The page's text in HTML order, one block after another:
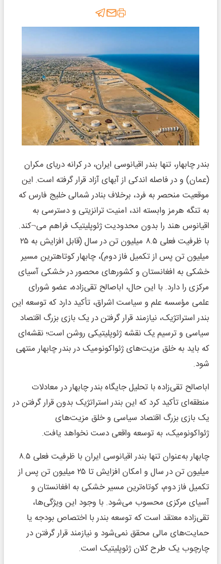
بندر چابهار، تنها بندر اقیانوسی ایران، در کرانه دریای مکران
(عمان) و در فاصله اندکی از آبهای آزاد قرار گرفته است. این
موقعیت منحصر به فرد، برخلاف بنادر شمالی خلیج فارس که
به تنگه هرمز وابسته اند، امنیت ترانزیتی و دسترسی به
اقیانوس هند را بدون محدودیت ژئوپلیتیک فراهم می¬کند.
با ظرفیت فعلی ۸.۵ میلیون تن در سال (قابل افزایش به ۲۵
میلیون تن پس از تکمیل فاز دوم)، چابهار کوتاهترین مسیر
خشکی به افغانستان و کشورهای محصور در خشکی آسیای
مرکزی را دارد. با این حال، اباصالح تقی‌زاده، عضو شورای
علمی مؤسسه علم و سیاست اشراق، تأکید دارد که توسعه این
بندر استراتژیک، نیازمند قرار گرفتن در یک بازی بزرگ اقتصاد
سیاسی و ترسیم یک نقشه ژئوپلیتیکی روشن است؛ نقشه‌ای
که باید به خلق مزیت‌های ژئواکونومیک در بندر چابهار منتهی
شود.
اباصالح تقی‌زاده با تحلیل جایگاه بندر چابهار در معادلات
منطقه‌ای تأکید کرد که این بندر استراتژیک بدون قرار گرفتن در
یک بازی بزرگ اقتصاد سیاسی و خلق مزیت‌های
ژئواکونومیک، به توسعه واقعی دست نخواهد یافت.
چابهار به‌عنوان تنها بندر اقیانوسی ایران با ظرفیت فعلی ۸.۵
میلیون تن در سال و امکان افزایش تا ۲۵ میلیون تن پس از
تکمیل فاز دوم، کوتاه‌ترین مسیر خشکی به افغانستان و
آسیای مرکزی محسوب می‌شود. با وجود این ویژگی‌ها،
تقی‌زاده معتقد است که توسعه بندر با اختصاص بودجه یا
حمایت‌های مالی محقق نمی‌شود و نیازمند قرار گرفتن در
چارچوب یک طرح کلان ژئوپلیتیک است.